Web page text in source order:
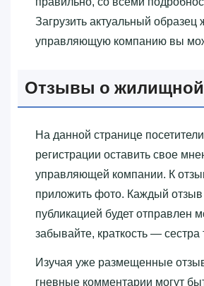
Загрузить актуальный
управляющую компанию вы
Отзывы о
На данной странице
регистрации оставить свое
управляющей компании. К
приложить фото. Каждый
публикацией будет отправлен
забывайте, краткость — сестра
Изучая уже размещенные
гневные комментарии могут